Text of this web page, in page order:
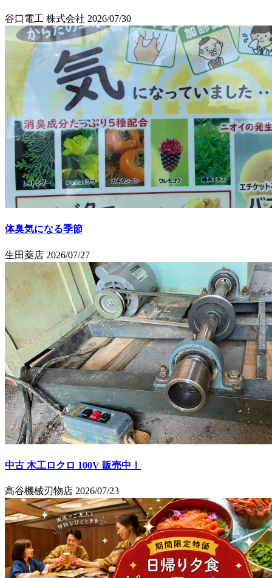
谷口電工 株式会社 2026/07/30
体臭気になる季節
生田薬店 2026/07/27
中古 木工ロクロ 100V 販売中！
高谷機械刃物店 2026/07/23